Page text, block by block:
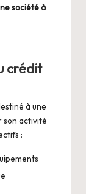
société à
crédit
à une
son activité
: